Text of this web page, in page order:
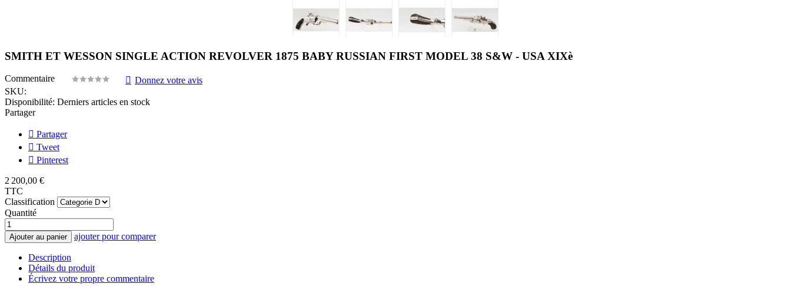
SMITH ET WESSON SINGLE ACTION REVOLVER 1875 BABY RUSSIAN FIRST MODEL 38 S&W - USA XIXè
Commentaire
Donnez votre avis
SKU:
Disponibilité: Derniers articles en stock
Partager
Partager
Tweet
Pinterest
2 200,00 €
TTC
Classification
Quantité
Ajouter au panier ajouter pour comparer
Description
Détails du produit
Écrivez votre propre commentaire